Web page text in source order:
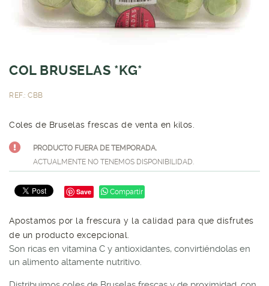
COL BRUSELAS *KG*
REF.: CBB
Coles de Bruselas frescas de venta en kilos.
PRODUCTO FUERA DE TEMPORADA.
ACTUALMENTE NO TENEMOS DISPONIBILIDAD.
Save Compartir
Apostamos por la frescura y la calidad para que disfrutes
de un producto excepcional.
Son ricas en vitamina C y antioxidantes, convirtiéndolas en
un alimento altamente nutritivo.